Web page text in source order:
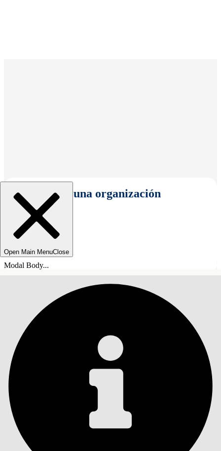
Seleccionar una organización
Open Main MenuClose
Modal Body...
Índice de materias
ÍNDICE DE MATERIAS